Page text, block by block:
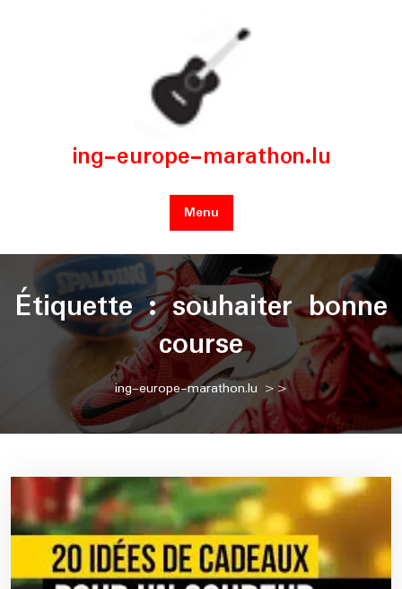
ing-europe-marathon.lu
Menu
Étiquette :souhaiter bonne
course
ing-europe-marathon.lu >>